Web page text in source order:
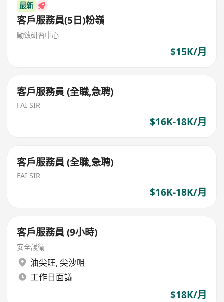
最新
客戶服務員(5日)粉嶺
勵致研習中心
$15K/月
客戶服務員 (全職,急聘)
FAI SIR
$16K-18K/月
客戶服務員 (全職,急聘)
FAI SIR
$16K-18K/月
客戶服務員 (9小時)
安全護衛
油尖旺, 尖沙咀
工作日面議
$18K/月